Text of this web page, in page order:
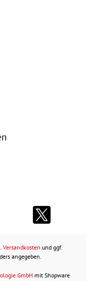
Versandkosten und ggf.
angegeben.
GmbH mit Shopware